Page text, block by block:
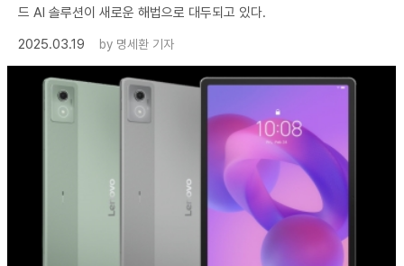
드 AI 솔루션이 새로운 해법으로 대두되고 있다.
2025.03.19
by 명세환 기자